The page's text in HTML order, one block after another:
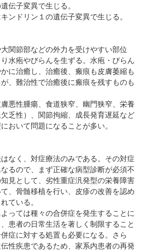
伝子変異で生じる。
ンドリン１の遺伝子変異で生じる。
関節部などの外力を受けやすい部位
水疱やびらんを生ずる。水疱・びらん
に治癒し、治癒後、瘢痕も皮膚萎縮も
、難治性で治癒後に瘢痕を残すものも
悪性腫瘍、食道狭窄、幽門狭窄、栄養
乏性）、関節拘縮、成長発育遅延など
おいて問題になることが多い。
なく、対症療法のみである。その対症
るので、まず正確な病型診断が必須不
見として、劣性重症汎発型の栄養障害
、骨髄移植を行い、皮疹の改善を認め
ている。
っては種々の合併症を発生することに
患者の日常生活を著しく制限すること
症に対する処置も必要になる。さら
性疾患であるため、家系内患者の再発